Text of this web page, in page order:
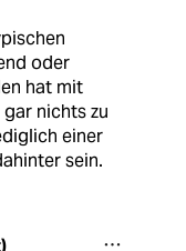
oder
hat mit
nichts zu
einer
sein.